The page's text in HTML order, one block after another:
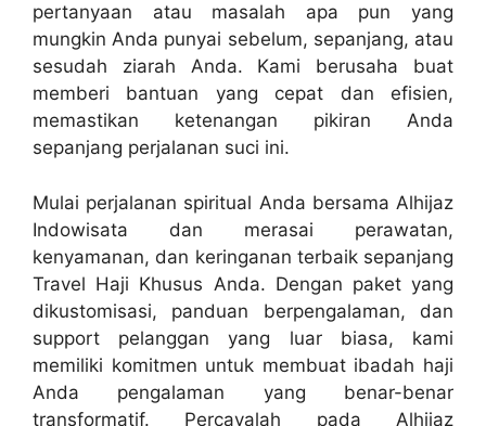
pertanyaan atau masalah apa pun yang
mungkin Anda punyai sebelum, sepanjang, atau
sesudah ziarah Anda. Kami berusaha buat
memberi bantuan yang cepat dan efisien,
memastikan ketenangan pikiran Anda
sepanjang perjalanan suci ini.
Mulai perjalanan spiritual Anda bersama Alhijaz
Indowisata dan merasai perawatan,
kenyamanan, dan keringanan terbaik sepanjang
Travel Haji Khusus Anda. Dengan paket yang
dikustomisasi, panduan berpengalaman, dan
support pelanggan yang luar biasa, kami
memiliki komitmen untuk membuat ibadah haji
Anda pengalaman yang benar-benar
transformatif. Percayalah pada Alhijaz